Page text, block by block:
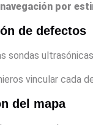
navegación por
de defectos
sondas
vincular cada
del mapa